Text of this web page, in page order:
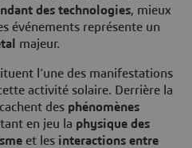
des technologies, mieux
événements représente un
majeur.
l’une des manifestations
activité solaire. Derrière la
des phénomènes
en jeu la physique des
et les interactions entre